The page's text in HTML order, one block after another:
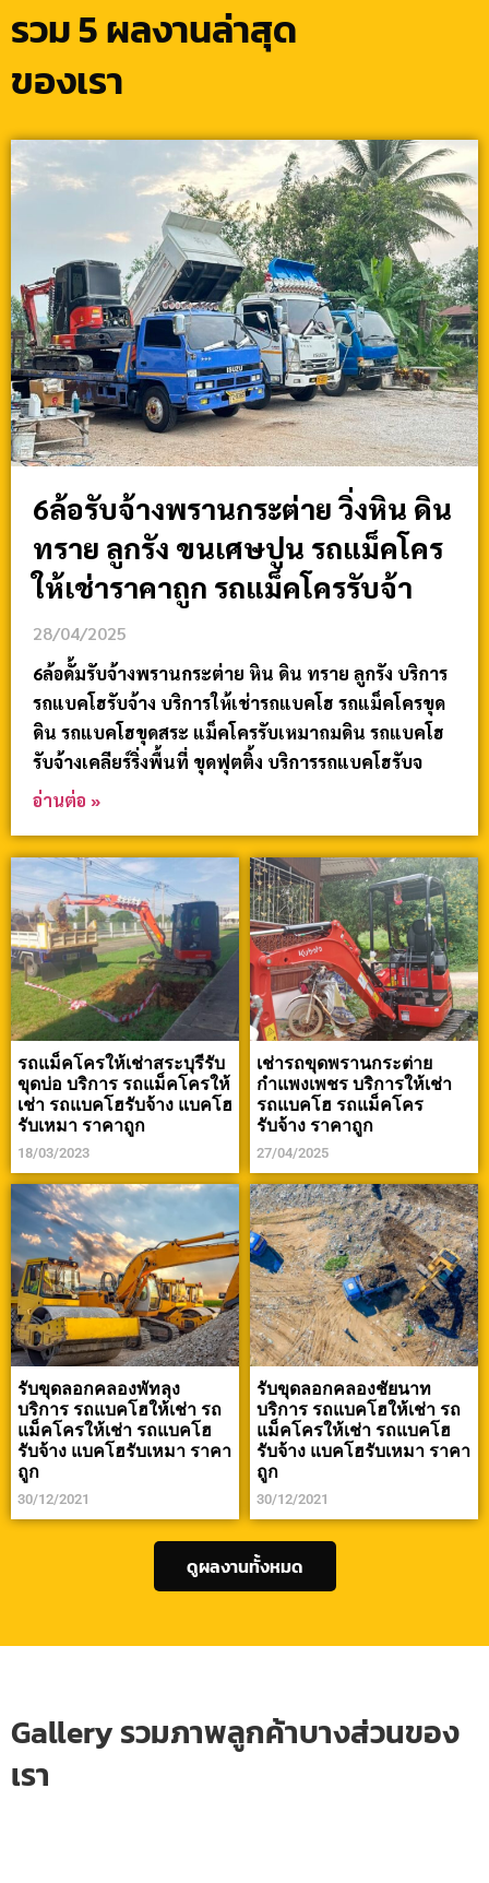
รวม 5 ผลงานล่าสุด
ของเรา
6ล้อรับจ้างพรานกระต่าย วิ่งหิน ดิน
ทราย ลูกรัง ขนเศษปูน รถแม็คโคร
ให้เช่าราคาถูก รถแม็คโครรับจ้า
28/04/2025
6ล้อดั้มรับจ้างพรานกระต่าย หิน ดิน ทราย ลูกรัง บริการ
รถแบคโฮรับจ้าง บริการให้เช่ารถแบคโฮ รถแม็คโครขุด
ดิน รถแบคโฮขุดสระ แม็คโครรับเหมาถมดิน รถแบคโฮ
รับจ้างเคลียร์ริ่งพื้นที่ ขุดฟุตติ้ง บริการรถแบคโฮรับจ
อ่านต่อ »
รถแม็คโครให้เช่าสระบุรีรับ
ขุดบ่อ บริการ รถแม็คโครให้
เช่า รถแบคโฮรับจ้าง แบคโฮ
รับเหมา ราคาถูก
18/03/2023
เช่ารถขุดพรานกระต่าย
กำแพงเพชร บริการให้เช่า
รถแบคโฮ รถแม็คโคร
รับจ้าง ราคาถูก
27/04/2025
รับขุดลอกคลองพัทลุง
บริการ รถแบคโฮให้เช่า รถ
แม็คโครให้เช่า รถแบคโฮ
รับจ้าง แบคโฮรับเหมา ราคา
ถูก
30/12/2021
รับขุดลอกคลองชัยนาท
บริการ รถแบคโฮให้เช่า รถ
แม็คโครให้เช่า รถแบคโฮ
รับจ้าง แบคโฮรับเหมา ราคา
ถูก
30/12/2021
ดูผลงานทั้งหมด
Gallery รวมภาพลูกค้าบางส่วนของ
เรา